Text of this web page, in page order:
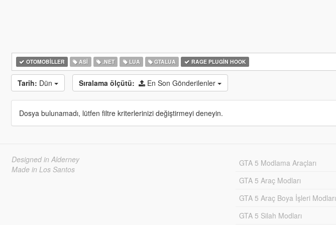
OTOMOBILLER ASI .NET LUA GTALUA RAGE PLUGIN HOOK
Tarih: Dün Sıralama ölçütü: En Son Gönderilenler
Dosya bulunamadı, lütfen filtre kriterlerinizi değiştirmeyi deneyin.
Designed in Alderney
Made in Los Santos
GTA 5 Modlama Araçları
GTA 5 Araç Modları
GTA 5 Araç Boya İşleri Modları
GTA 5 Silah Modları